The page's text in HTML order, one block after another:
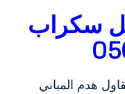
سكراب
هدم المباني